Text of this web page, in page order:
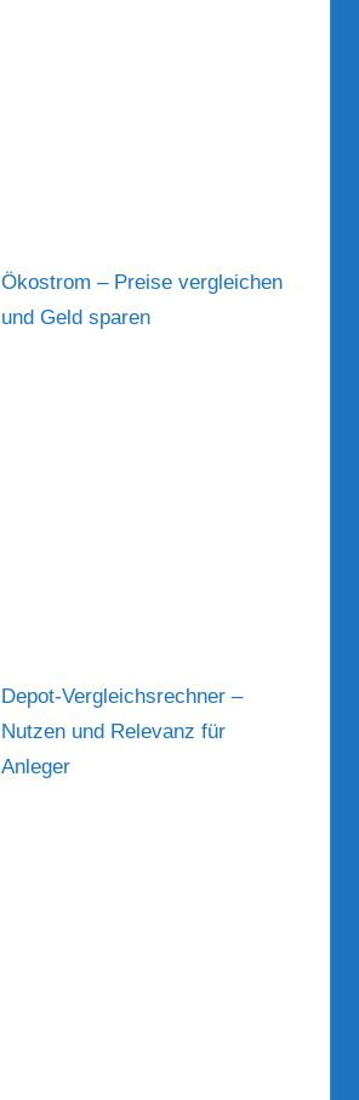
Ökostrom – Preise vergleichen
und Geld sparen
Depot-Vergleichsrechner –
Nutzen und Relevanz für
Anleger